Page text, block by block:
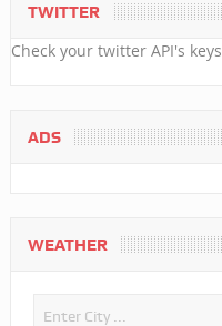
TWITTER
Check your twitter API's keys
ADS
WEATHER